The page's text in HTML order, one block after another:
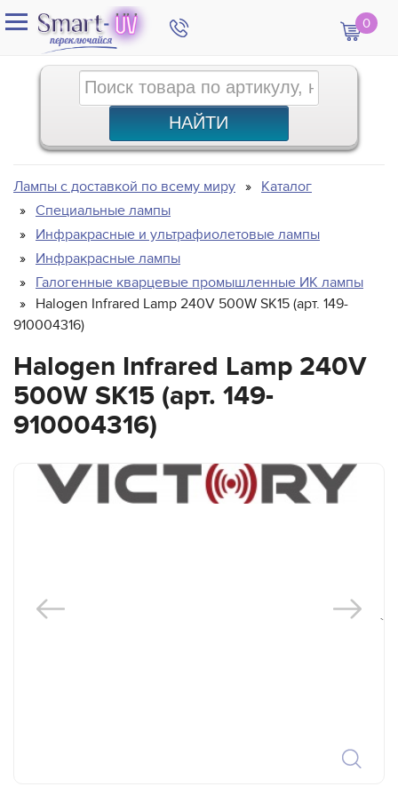
0
Лампы с доставкой по всему миру
Каталог
Специальные лампы
Инфракрасные и ультрафиолетовые лампы
Инфракрасные лампы
Галогенные кварцевые промышленные ИК лампы
Halogen Infrared Lamp 240V 500W SK15 (арт. 149-
910004316)
Halogen Infrared Lamp 240V
500W SK15 (арт. 149-
910004316)
`